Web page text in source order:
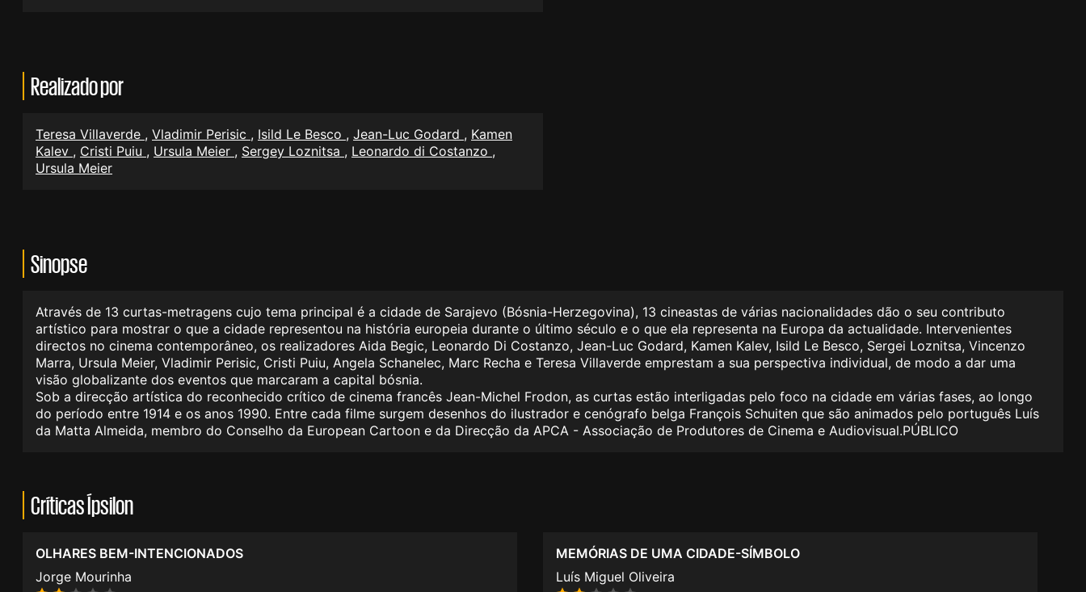
Realizado por
Teresa Villaverde , Vladimir Perisic , Isild Le Besco , Jean-Luc Godard , Kamen
Kalev , Cristi Puiu , Ursula Meier , Sergey Loznitsa , Leonardo di Costanzo ,
Ursula Meier
Sinopse
Através de 13 curtas-metragens cujo tema principal é a cidade de Sarajevo (Bósnia-Herzegovina), 13 cineastas de várias nacionalidades dão o seu contributo
artístico para mostrar o que a cidade representou na história europeia durante o último século e o que ela representa na Europa da actualidade. Intervenientes
directos no cinema contemporâneo, os realizadores Aida Begic, Leonardo Di Costanzo, Jean-Luc Godard, Kamen Kalev, Isild Le Besco, Sergei Loznitsa, Vincenzo
Marra, Ursula Meier, Vladimir Perisic, Cristi Puiu, Angela Schanelec, Marc Recha e Teresa Villaverde emprestam a sua perspectiva individual, de modo a dar uma
visão globalizante dos eventos que marcaram a capital bósnia.
Sob a direcção artística do reconhecido crítico de cinema francês Jean-Michel Frodon, as curtas estão interligadas pelo foco na cidade em várias fases, ao longo
do período entre 1914 e os anos 1990. Entre cada filme surgem desenhos do ilustrador e cenógrafo belga François Schuiten que são animados pelo português Luís
da Matta Almeida, membro do Conselho da European Cartoon e da Direcção da APCA - Associação de Produtores de Cinema e Audiovisual.PÚBLICO
Críticas Ípsilon
OLHARES BEM-INTENCIONADOS
Jorge Mourinha
MEMÓRIAS DE UMA CIDADE-SÍMBOLO
Luís Miguel Oliveira